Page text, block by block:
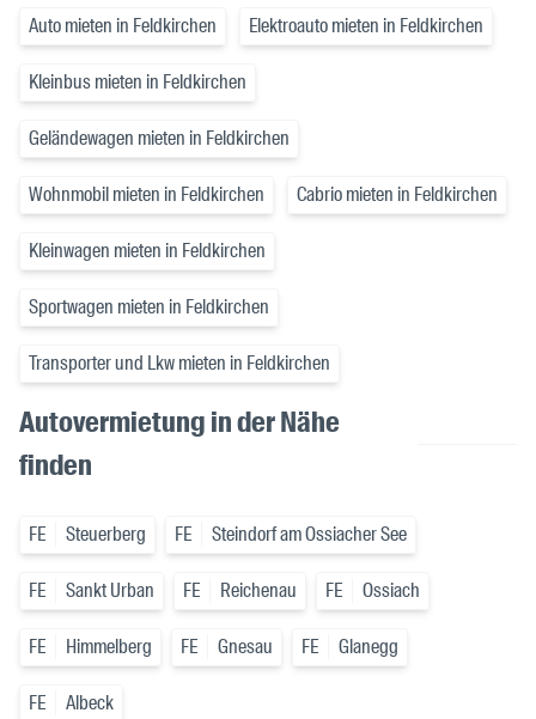
Auto mieten in Feldkirchen Elektroauto mieten in Feldkirchen
Kleinbus mieten in Feldkirchen
Geländewagen mieten in Feldkirchen
Wohnmobil mieten in Feldkirchen Cabrio mieten in Feldkirchen
Kleinwagen mieten in Feldkirchen
Sportwagen mieten in Feldkirchen
Transporter und Lkw mieten in Feldkirchen
Autovermietung in der Nähe
finden
FE Steuerberg FE Steindorf am Ossiacher See
FE Sankt Urban FE Reichenau FE Ossiach
FE Himmelberg FE Gnesau FE Glanegg
FE Albeck